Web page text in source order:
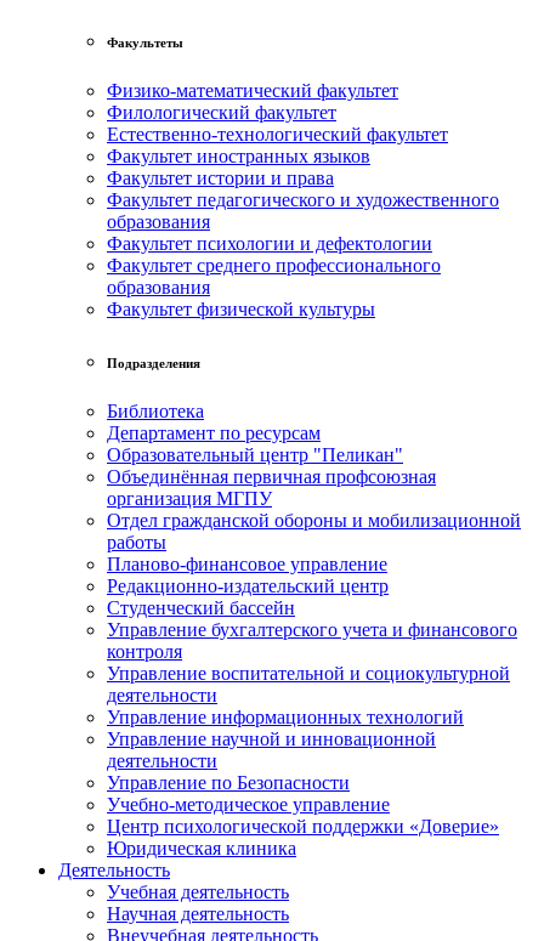
Факультеты
Физико-математический факультет
Филологический факультет
Естественно-технологический факультет
Факультет иностранных языков
Факультет истории и права
Факультет педагогического и художественного
образования
Факультет психологии и дефектологии
Факультет среднего профессионального
образования
Факультет физической культуры
Подразделения
Библиотека
Департамент по ресурсам
Образовательный центр "Пеликан"
Объединённая первичная профсоюзная
организация МГПУ
Отдел гражданской обороны и мобилизационной
работы
Планово-финансовое управление
Редакционно-издательский центр
Студенческий бассейн
Управление бухгалтерского учета и финансового
контроля
Управление воспитательной и социокультурной
деятельности
Управление информационных технологий
Управление научной и инновационной
деятельности
Управление по Безопасности
Учебно-методическое управление
Центр психологической поддержки «Доверие»
Юридическая клиника
Деятельность
Учебная деятельность
Научная деятельность
Внеучебная деятельность